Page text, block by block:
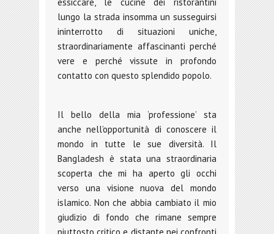
lungo la strada insomma un susseguirsi
ininterrotto di situazioni uniche,
straordinariamente affascinanti perché
vere e perché vissute in profondo
contatto con questo splendido popolo.
Il bello della mia ‘professione’ sta
anche nell’opportunità di conoscere il
mondo in tutte le sue diversità. Il
Bangladesh è stata una straordinaria
scoperta che mi ha aperto gli occhi
verso una visione nuova del mondo
islamico. Non che abbia cambiato il mio
giudizio di fondo che rimane sempre